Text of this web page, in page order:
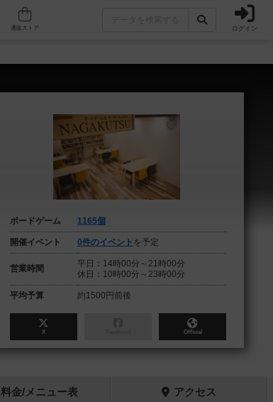
人気ボードゲーム ログイン
ボードゲーム 1165個
開催イベント 0件のイベント を予定
営業時間
平日：14時00分～21時00分
休日：10時00分～23時00分
平均予算 約1500円前後
X Official
料金/メニュー表 アクセス